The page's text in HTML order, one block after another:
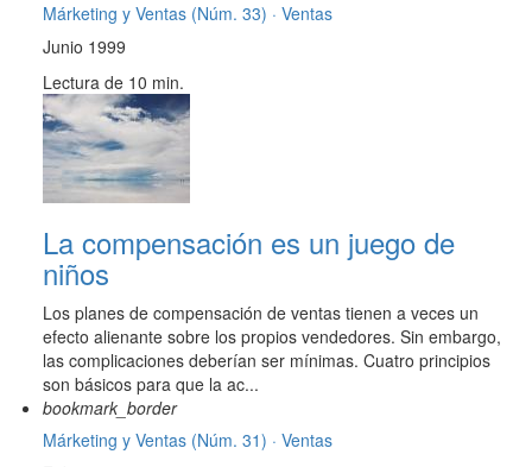
Márketing y Ventas (Núm. 33) · Ventas
Junio 1999
Lectura de 10 min.
La compensación es un juego de
niños
Los planes de compensación de ventas tienen a veces un
efecto alienante sobre los propios vendedores. Sin embargo,
las complicaciones deberían ser mínimas. Cuatro principios
son básicos para que la ac...
bookmark_border
Márketing y Ventas (Núm. 31) · Ventas